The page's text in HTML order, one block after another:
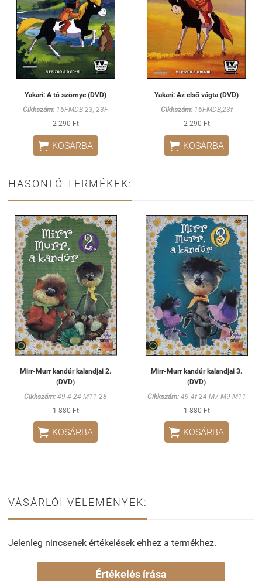
Yakari: A tó szörnye (DVD)
Cikkszám: 16FMDB 23, 23F
2 290 Ft
 KOSÁRBA
Yakari: Az első vágta (DVD)
Cikkszám:16FMDB,23f
2 290 Ft
 KOSÁRBA
HASONLÓ TERMÉKEK:
Mirr-Murr kandúr kalandjai 2.
(DVD)
Cikkszám: 49 4 24 M11 28
1 880 Ft
 KOSÁRBA
Mirr-Murr kandúr kalandjai 3.
(DVD)
Cikkszám:49 4f 24 M7 M9 M11
1 880 Ft
 KOSÁRBA
VÁSÁRLÓI VÉLEMÉNYEK:
Jelenleg nincsenek értékelések ehhez a termékhez.
Értékelés írása